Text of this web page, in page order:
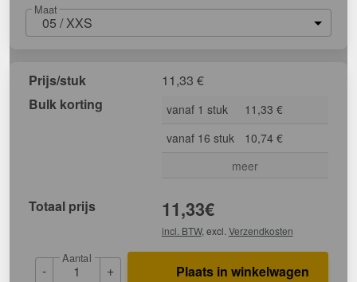
Maat
05 / XXS
Prijs/stuk 11,33 €
Bulk korting
vanaf 1 stuk
11,33 €
vanaf 16 stuk
10,74 €
meer
Totaal prijs 11,33€
incl. BTW, excl. Verzendkosten
-
Aantal
+ Plaats in winkelwagen